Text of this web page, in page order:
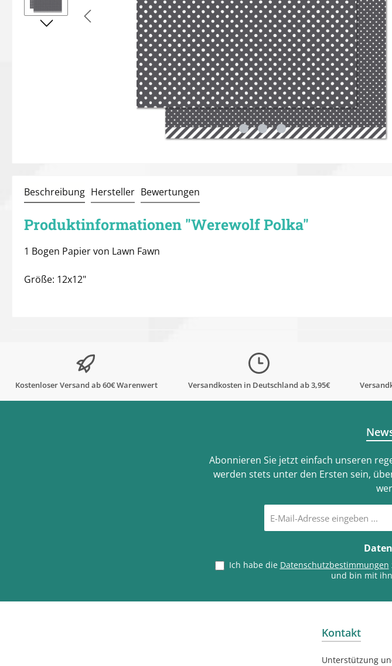
Beschreibung Hersteller Bewertungen
Produktinformationen "Werewolf Polka"
1 Bogen Papier von Lawn Fawn
Größe: 12x12"
Kostenloser Versand ab 60€ Warenwert Versandkosten in Deutschland ab 3,95€
Abonnieren Sie jetzt einfach unseren
werden stets unter den Ersten sein,
Mail-
Adresse
Ich habe die Datenschutzbestimmungen
und bin mit
Kontakt
Unterstützung